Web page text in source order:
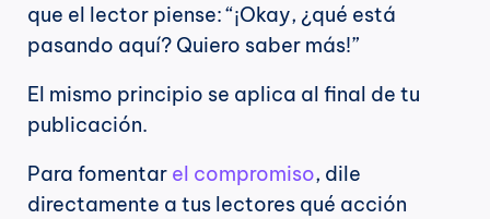
que el lector piense: “¡Okay, ¿qué está
pasando aquí? Quiero saber más!”
El mismo principio se aplica al final de tu
publicación.
Para fomentar el compromiso, dile
directamente a tus lectores qué acción